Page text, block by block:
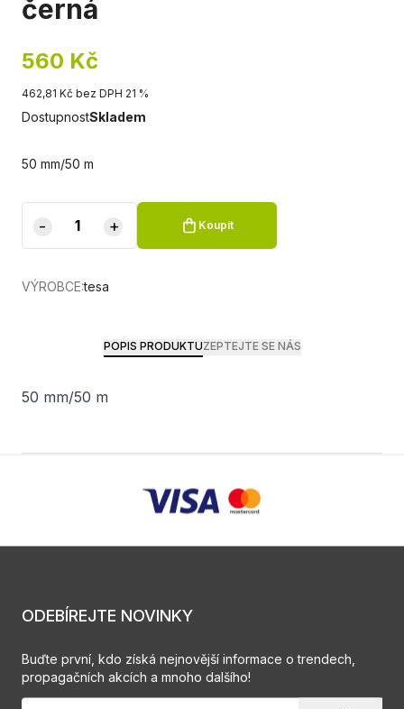
černá
560 Kč
462,81 Kč bez DPH 21 %
DostupnostSkladem
50 mm/50 m
- + Koupit
VÝROBCE:tesa
POPIS PRODUKTUZEPTEJTE SE NÁS
50 mm/50 m
ODEBÍREJTE NOVINKY
Buďte první, kdo získá nejnovější informace o trendech,
propagačních akcích a mnoho dalšího!